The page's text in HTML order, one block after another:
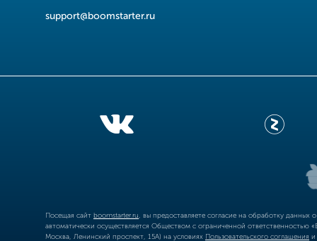
support@boomstarter.ru
Посещая сайт boomstarter.ru , вы предоставляете согласие на обработку
автоматически осуществляется Обществом с ограниченной
Москва, Ленинский проспект, 15А) на условиях Пользовательского соглашения и